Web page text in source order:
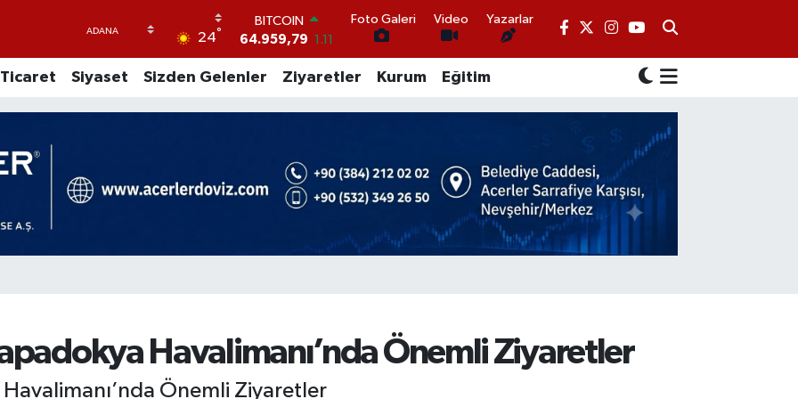
24°
DOLAR
47,7436 0.18
EURO
55,2510 0.32
64,4811 0.38
BİST100
13.779 -14
BITCOIN
Foto Galeri Video Yazarlar
Ticaret Siyaset Sizden Gelenler Ziyaretler Kurum Eğitim
Havalimanı’nda Önemli Ziyaretler
Önemli Ziyaretler